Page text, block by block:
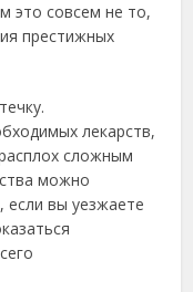
это совсем не то,
престижных
лекарств,
сложным
можно
если вы уезжаете